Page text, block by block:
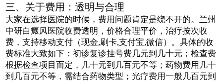
三、关于费用：透明与合理
大家在选择医院的时候，费用问题肯定是绕不开的。兰州
中研白癜风医院收费透明，价格合理平价，治疗按次收
费，支持移动支付（现金,刷卡,支付宝,微信）。具体的收
费标准大致如下：初诊复诊挂号费几元到几十元；检查费
根据检查项目而定，几十元到几百元不等；药物费用几十
到几百元不等，需结合药物类型；光疗费用一般几百元到